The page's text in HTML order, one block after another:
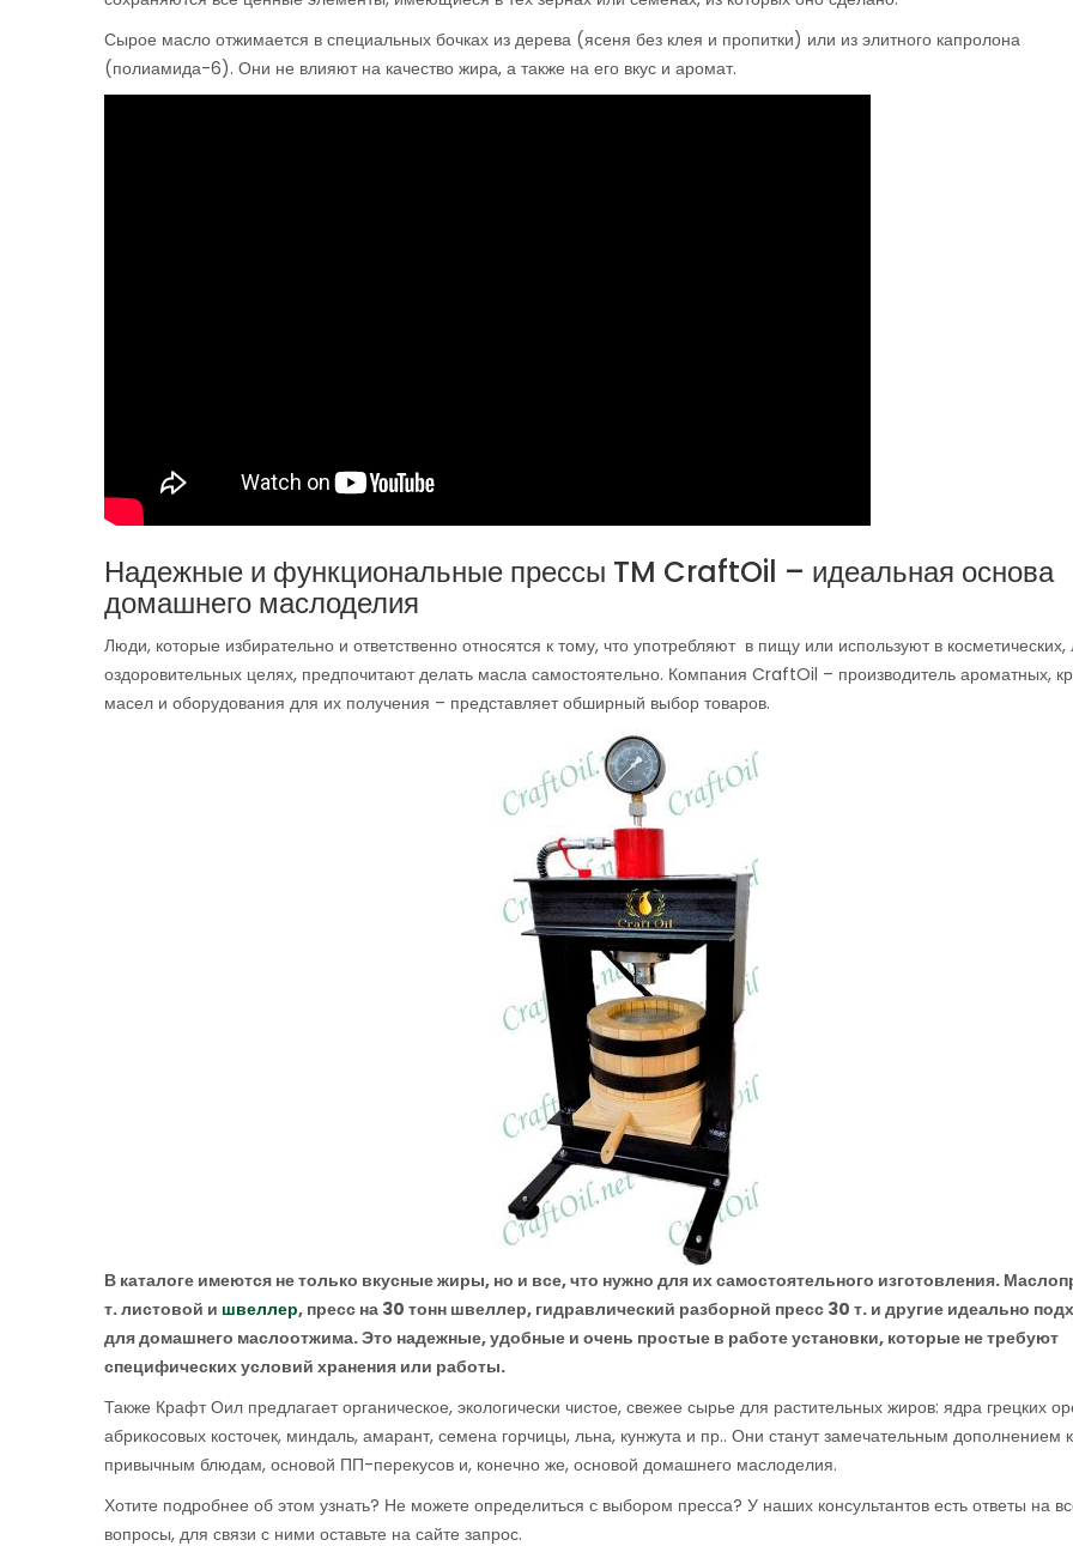
Сырое масло отжимается в специальных бочках из дерева (ясеня без клея и пропитки) или из элитного капролона
(полиамида-6). Они не влияют на качество жира, а также на его вкус и аромат.
Надежные и функциональные прессы TM CraftOil – идеальная основа
домашнего маслоделия
Люди, которые избирательно и ответственно относятся к тому, что употребляют в пищу или используют в косметических,
оздоровительных целях, предпочитают делать масла самостоятельно. Компания CraftOil – производитель ароматных,
масел и оборудования для их получения – представляет обширный выбор товаров.
В каталоге имеются не только вкусные жиры, но и все, что нужно для их самостоятельного изготовления.
т. листовой и швеллер, пресс на 30 тонн швеллер, гидравлический разборной пресс 30 т. и другие идеально
для домашнего маслоотжима. Это надежные, удобные и очень простые в работе установки, которые не требуют
специфических условий хранения или работы.
Также Крафт Оил предлагает органическое, экологически чистое, свежее сырье для растительных жиров: ядра грецких
абрикосовых косточек, миндаль, амарант, семена горчицы, льна, кунжута и пр.. Они станут замечательным дополнением к
привычным блюдам, основой ПП-перекусов и, конечно же, основой домашнего маслоделия.
Хотите подробнее об этом узнать? Не можете определиться с выбором пресса? У наших консультантов есть ответы на
вопросы, для связи с ними оставьте на сайте запрос.